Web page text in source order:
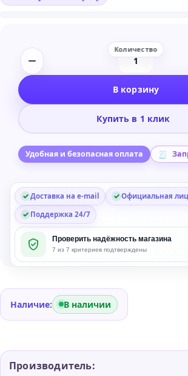
Количество
Kaspersky
Security
года/1
В корзину
Купить в 1 клик
Удобная и безопасная оплата
Доставка на e-mail
Официальная
Поддержка 24/7
Проверить надёжность магазина
7 из 7 критериев подтверждены
Наличие: В наличии
Производитель: